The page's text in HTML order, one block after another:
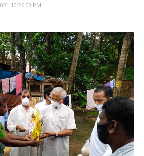
10:26:00 PM